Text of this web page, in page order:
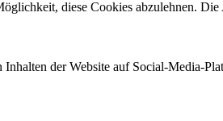
diese Cookies abzulehnen.
der Website auf Social-Media-